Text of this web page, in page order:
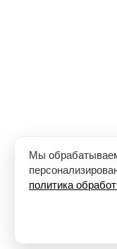
Мы
политика